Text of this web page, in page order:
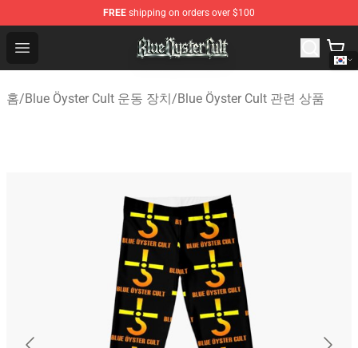
FREE shipping on orders over $100
Open menu
Blue Öyster Cult Store - Official Blue Öyster Cult
홈/Blue Öyster Cult 운동 장치/Blue Öyster Cult 관련 상품